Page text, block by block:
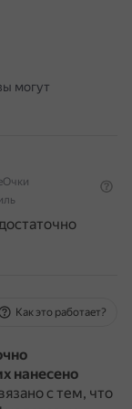
могут
Как это работает?
нанесено
с тем, что